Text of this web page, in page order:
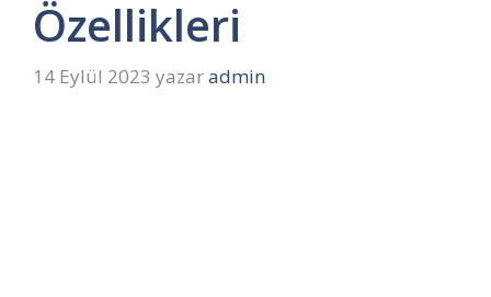
Özellikleri
14 Eylül 2023 yazaradmin